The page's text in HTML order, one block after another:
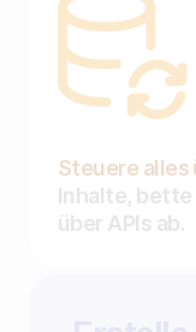
Steuere alles
Inhalte,
über APIs ab.